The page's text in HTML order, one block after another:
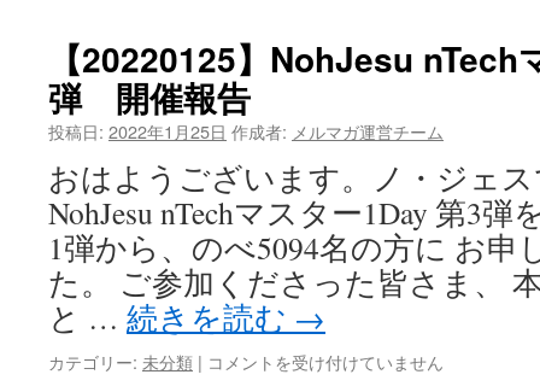
ス
が
語
る
「ゼ
ロ
化
の
意
味
価
値」
①
は
【20220125】NohJesu nTech
弾 開催報告
投稿日: 2022年1月25日 作成者: メルマガ運営チーム
おはようございます。ノ・ジェ
NohJesu nTechマスター1Day 第3
1弾から、のべ5094名の方に お
た。 ご参加くださった皆さま、
と … 続きを読む →
カテゴリー: 未分類 | 【20220125】
コメントを受け付けていません